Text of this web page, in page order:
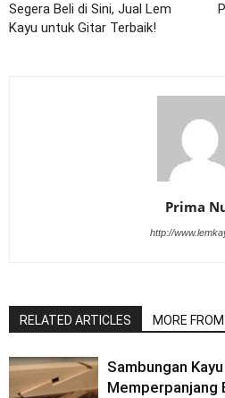
Segera Beli di Sini, Jual Lem
Kayu untuk Gitar Terbaik!
Prima
http://
RELATED ARTICLES MORE
Sambungan
Memperpanjang